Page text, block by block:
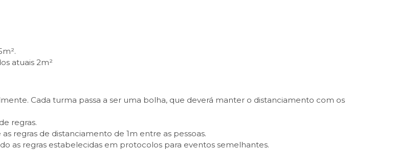
atuais 2m²
Cada turma passa a ser uma bolha, que deverá manter o distanciamento com os
regras.
regras de distanciamento de 1m entre as pessoas.
as regras estabelecidas em protocolos para eventos semelhantes.